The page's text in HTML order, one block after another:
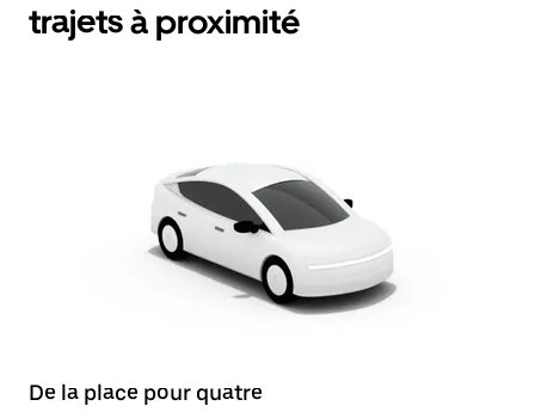
trajets à proximité
De la place pour quatre